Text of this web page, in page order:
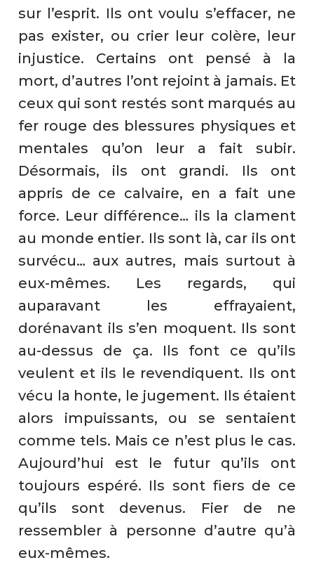
sur l’esprit. Ils ont voulu s’effacer, ne
pas exister, ou crier leur colère, leur
injustice. Certains ont pensé à la
mort, d’autres l’ont rejoint à jamais. Et
ceux qui sont restés sont marqués au
fer rouge des blessures physiques et
mentales qu’on leur a fait subir.
Désormais, ils ont grandi. Ils ont
appris de ce calvaire, en a fait une
force. Leur différence… ils la clament
au monde entier. Ils sont là, car ils ont
survécu… aux autres, mais surtout à
eux-mêmes. Les regards, qui
auparavant les effrayaient,
dorénavant ils s’en moquent. Ils sont
au-dessus de ça. Ils font ce qu’ils
veulent et ils le revendiquent. Ils ont
vécu la honte, le jugement. Ils étaient
alors impuissants, ou se sentaient
comme tels. Mais ce n’est plus le cas.
Aujourd’hui est le futur qu’ils ont
toujours espéré. Ils sont fiers de ce
qu’ils sont devenus. Fier de ne
ressembler à personne d’autre qu’à
eux-mêmes.